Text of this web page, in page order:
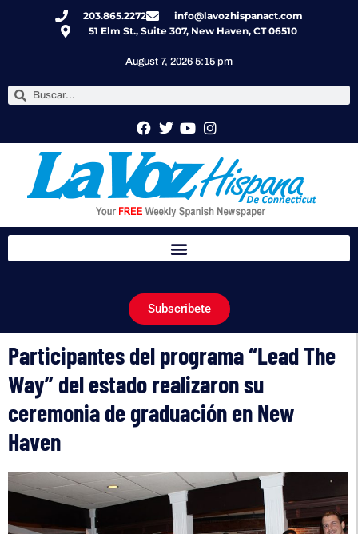
203.865.2272
info@lavozhispanact.com
51 Elm St., Suite 307, New Haven, CT 06510
August 7, 2026 5:15 pm
Subscribete
Participantes del programa “Lead The
Way” del estado realizaron su
ceremonia de graduación en New
Haven